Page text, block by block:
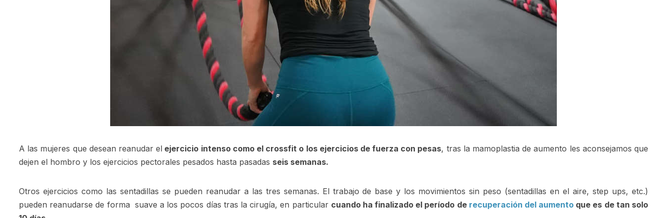
A las mujeres que desean reanudar el ejercicio intenso como el crossfit o los ejercicios de fuerza con pesas, tras la mamoplastia de aumento les aconsejamos que
dejen el hombro y los ejercicios pectorales pesados hasta pasadas seis semanas.
Otros ejercicios como las sentadillas se pueden reanudar a las tres semanas. El trabajo de base y los movimientos sin peso (sentadillas en el aire, step ups, etc.)
pueden reanudarse de forma suave a los pocos días tras la cirugía, en particular cuando ha finalizado el período de recuperación del aumento que es de tan solo